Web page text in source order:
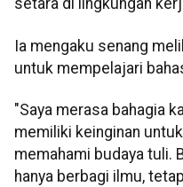
setara di lingkungan
Ia mengaku senang
untuk mempelajari
"Saya merasa bahagia
memiliki keinginan
memahami budaya tuli.
hanya berbagi ilmu,